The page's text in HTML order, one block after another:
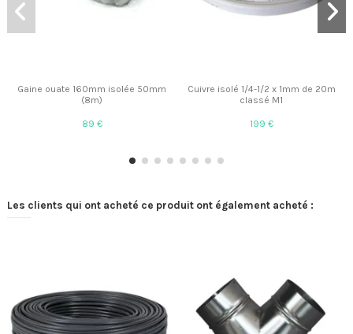
Gaine ouate 160mm isolée 50mm
(8m)
89 €
Cuivre isolé 1/4-1/2 x 1mm de 20m
classé M1
199 €
Les clients qui ont acheté ce produit ont également acheté :